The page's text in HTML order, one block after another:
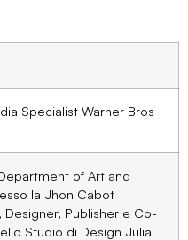
Specialist Warner Bros
of Art and
la Jhon Cabot
Designer, Publisher e Co-
Studio di Design Julia